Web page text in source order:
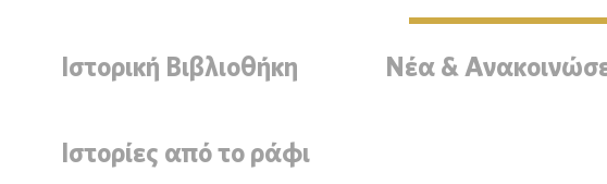
Ιστορική Βιβλιοθήκη Νέα &
Ιστορίες από το ράφι